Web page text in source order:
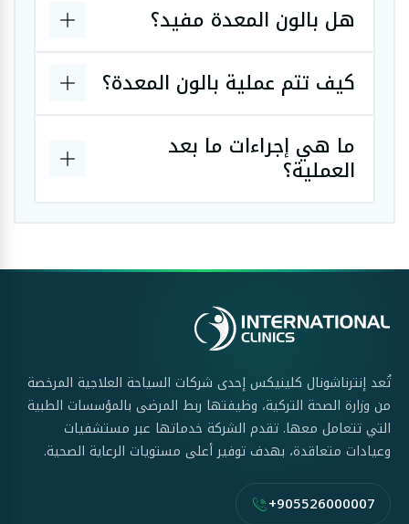
هل بالون المعدة مفيد؟
كيف تتم عملية بالون المعدة؟
ما هي إجراءات ما بعد
العملية؟
تُعد إنترناشونال كلينيكس إحدى شركات السياحة العلاجية المرخصة
من وزارة الصحة التركية، وظيفتها ربط المرضى بالمؤسسات الطبية
التي تتعامل معها. تقدم الشركة خدماتها عبر مستشفيات
وعيادات متعاقدة، بهدف توفير أعلى مستويات الرعاية الصحية.
+905526000007